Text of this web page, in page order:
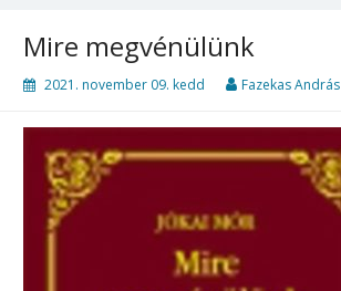
Mire ​megvénülünk
2021. november 09. kedd Fazekas András